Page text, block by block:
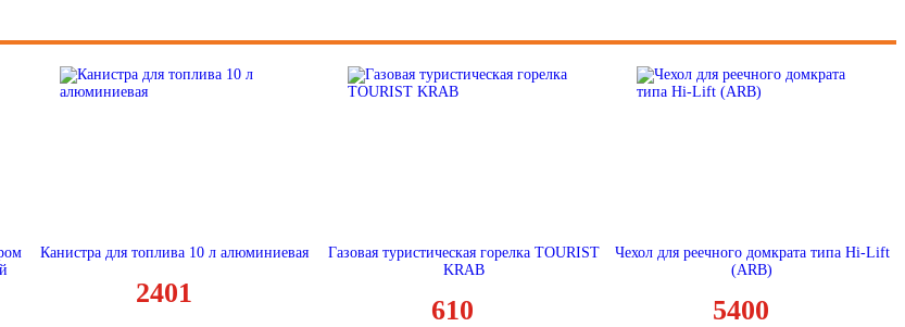
18
19
23
24
Канистра для топлива 10 л алюминиевая
2401
Газовая туристическая горелка TOURIST
KRAB
610
Чехол для реечного домкрата типа Hi-Lift
(ARB)
5400